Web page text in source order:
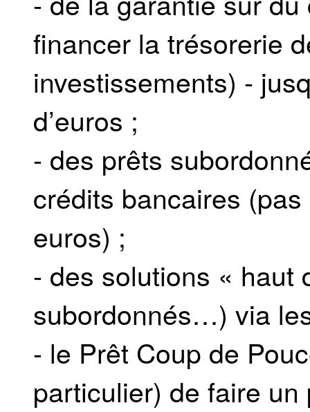
financer la trésorerie
investissements) -
d’euros ;
- des prêts
crédits bancaires
euros) ;
- des solutions « haut
subordonnés…) via
- le Prêt Coup de
particulier) de faire